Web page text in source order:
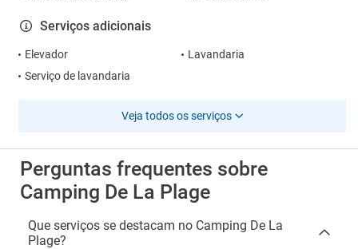
Serviços adicionais
Elevador
Lavandaria
Serviço de lavandaria
Veja todos os serviços
Perguntas frequentes sobre
Camping De La Plage
Que serviços se destacam no Camping De La
Plage?